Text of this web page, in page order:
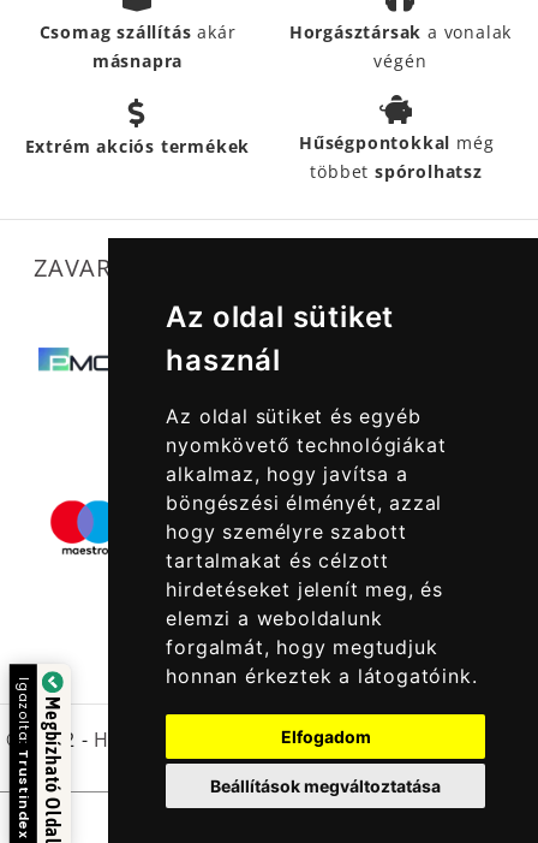
Az oldal sütiket
használ
Az oldal sütiket és egyéb
nyomkövető technológiákat
alkalmaz, hogy javítsa a
böngészési élményét, azzal
hogy személyre szabott
tartalmakat és célzott
hirdetéseket jelenít meg, és
elemzi a weboldalunk
forgalmát, hogy megtudjuk
honnan érkeztek a látogatóink.
Elfogadom
Beállítások megváltoztatása
Csomag szállításakár
másnapra
Horgásztársak a vonalak
végén
Extrém akciós termékek Hűségpontokkal még
többetspórolhatsz
ZAVARTALAN MŰKÖDÉSÜNKET SEGÍTIK
© 2022 - Halcatraz Kft.
Megbízható Oldal
Igazolta:
Trustindex